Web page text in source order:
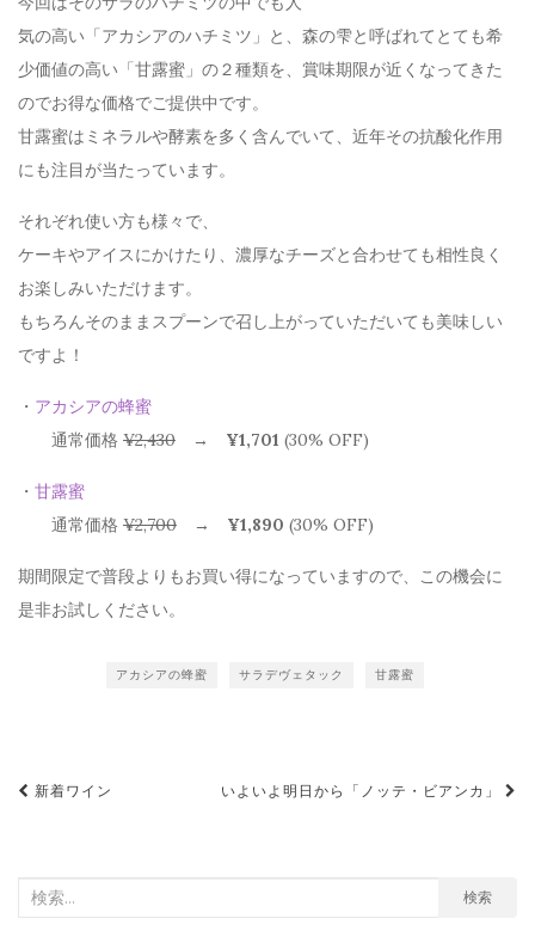
気の高い「アカシアのハチミツ」と、森の雫と呼ばれてとても希
少価値の高い「甘露蜜」の２種類を、賞味期限が近くなってきた
のでお得な価格でご提供中です。
甘露蜜はミネラルや酵素を多く含んでいて、近年その抗酸化作用
にも注目が当たっています。
それぞれ使い方も様々で、
ケーキやアイスにかけたり、濃厚なチーズと合わせても相性良く
お楽しみいただけます。
もちろんそのままスプーンで召し上がっていただいても美味しい
ですよ！
・ アカシアの蜂蜜
通常価格 ¥2,430 → ¥1,701 (30% OFF)
・ 甘露蜜
通常価格 ¥2,700 → ¥1,890 (30% OFF)
期間限定で普段よりもお買い得になっていますので、この機会に
是非お試しください。
アカシアの蜂蜜 サラデヴェタック 甘露蜜
投
ビ
新着ワイン いよいよ明日から「ノッテ・ビアンカ」
検
検索